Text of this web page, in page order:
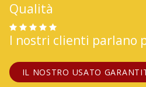
Qualità
I nostri clienti parlano
IL NOSTRO USATO